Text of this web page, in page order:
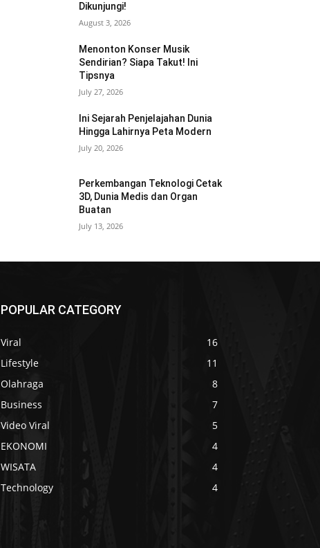
Dikunjungi!
August 3, 2026
Menonton Konser Musik
Sendirian? Siapa Takut! Ini
Tipsnya
July 27, 2026
Ini Sejarah Penjelajahan Dunia
Hingga Lahirnya Peta Modern
July 20, 2026
Perkembangan Teknologi Cetak
3D, Dunia Medis dan Organ
Buatan
July 13, 2026
POPULAR CATEGORY
Viral
16
Lifestyle
11
Olahraga
8
Business
7
Video Viral
5
EKONOMI
4
WISATA
4
Technology
4